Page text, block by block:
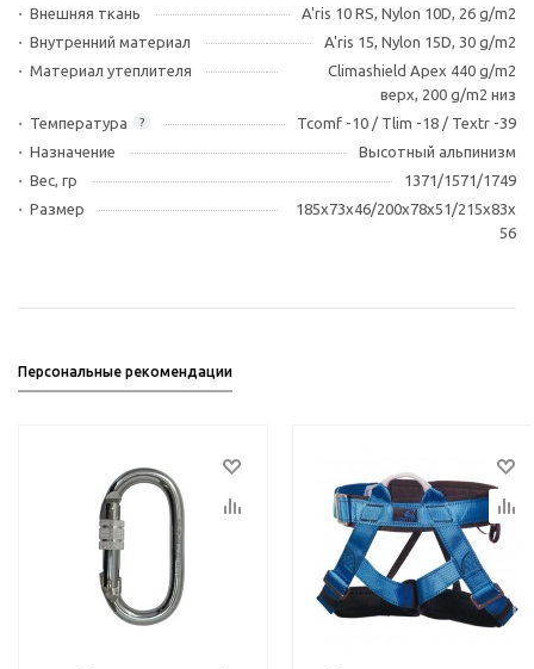
Внешняя ткань
A'ris 10 RS, Nylon 10D, 26 g/m2
Внутренний материал
A'ris 15, Nylon 15D, 30 g/m2
Материал утеплителя
Climashield Apex 440 g/m2
верх, 200 g/m2 низ
?
Температура
Tcomf -10 / Tlim -18 / Textr -39
Назначение
Высотный альпинизм
Вес, гр
1371/1571/1749
Размер
185х73х46/200х78х51/215х83х
56
Персональные рекомендации